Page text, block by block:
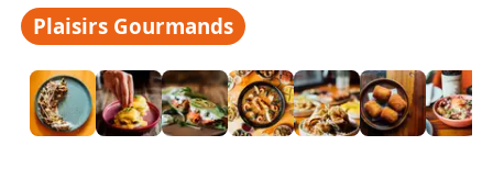
Plaisirs Gourmands